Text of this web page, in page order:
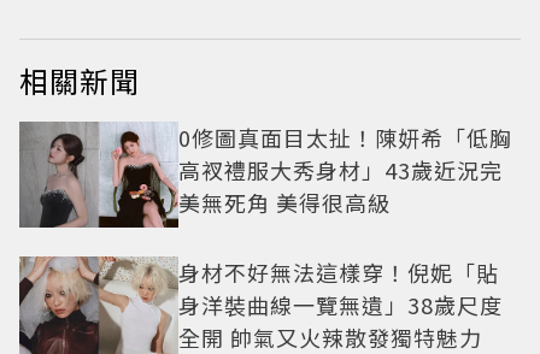
相關新聞
0修圖真面目太扯！陳妍希「低胸
高衩禮服大秀身材」43歲近況完
美無死角 美得很高級
身材不好無法這樣穿！倪妮「貼
身洋裝曲線一覽無遺」38歲尺度
全開 帥氣又火辣散發獨特魅力